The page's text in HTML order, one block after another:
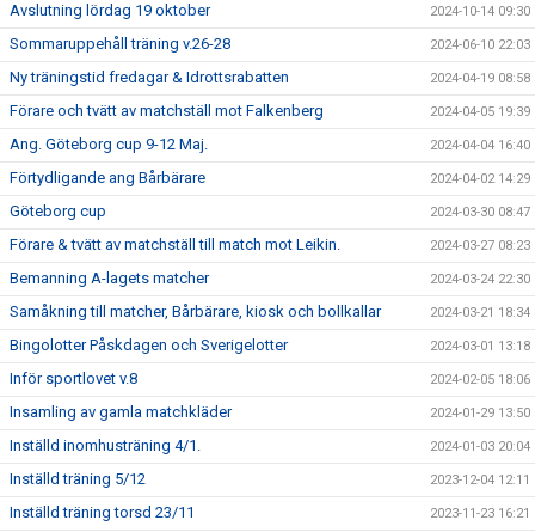
Avslutning lördag 19 oktober 2024-10-14 09:30
Sommaruppehåll träning v.26-28 2024-06-10 22:03
Ny träningstid fredagar & Idrottsrabatten 2024-04-19 08:58
Förare och tvätt av matchställ mot Falkenberg 2024-04-05 19:39
Ang. Göteborg cup 9-12 Maj. 2024-04-04 16:40
Förtydligande ang Bårbärare 2024-04-02 14:29
Göteborg cup 2024-03-30 08:47
Förare & tvätt av matchställ till match mot Leikin. 2024-03-27 08:23
Bemanning A-lagets matcher 2024-03-24 22:30
Samåkning till matcher, Bårbärare, kiosk och bollkallar 2024-03-21 18:34
Bingolotter Påskdagen och Sverigelotter 2024-03-01 13:18
Inför sportlovet v.8 2024-02-05 18:06
Insamling av gamla matchkläder 2024-01-29 13:50
Inställd inomhusträning 4/1. 2024-01-03 20:04
Inställd träning 5/12 2023-12-04 12:11
Inställd träning torsd 23/11 2023-11-23 16:21